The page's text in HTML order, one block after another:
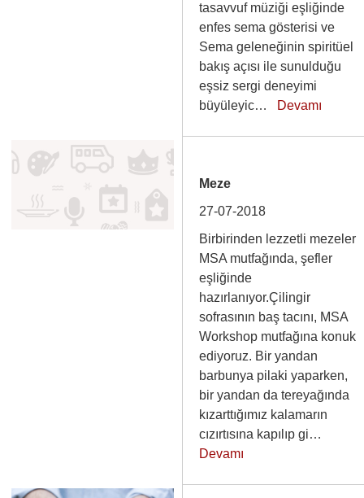
tasavvuf müziği eşliğinde
enfes sema gösterisi ve
Sema geleneğinin spiritüel
bakış açısı ile sunulduğu
eşsiz sergi deneyimi
büyüleyic… Devamı
Meze
27-07-2018
Birbirinden lezzetli mezeler
MSA mutfağında, şefler
eşliğinde
hazırlanıyor.Çilingir
sofrasının baş tacını, MSA
Workshop mutfağına konuk
ediyoruz. Bir yandan
barbunya pilaki yaparken,
bir yandan da tereyağında
kızarttığımız kalamarın
cızırtısına kapılıp gi…
Devamı